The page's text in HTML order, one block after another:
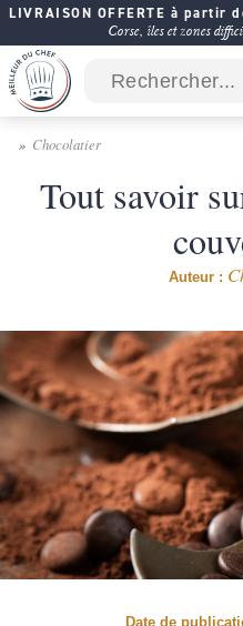
LIVRAISON OFFERTE à partir
Corse, îles et zones
Chocolatier
Tout savoir
Auteur :
Date de